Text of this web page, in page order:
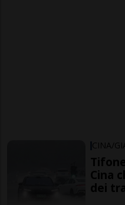
CINA/
Cina
dei